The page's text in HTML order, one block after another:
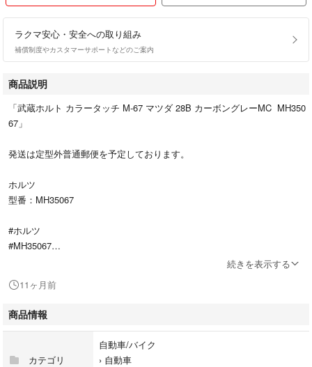
ラクマ安心・安全への取り組み
補償制度やカスタマーサポートなどのご案内
商品説明
「武蔵ホルト カラータッチ M-67 マツダ 28B カーボングレーMC MH350
67」
発送は定型外普通郵便を予定しております。
ホルツ
型番：MH35067
#ホルツ
#MH35067
続きを表示する
11ヶ月前
商品情報
カテゴリ
自動車/バイク
› 自動車